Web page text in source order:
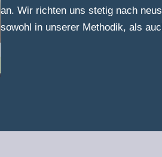
an. Wir richten uns stetig nach
sowohl in unserer Methodik, als